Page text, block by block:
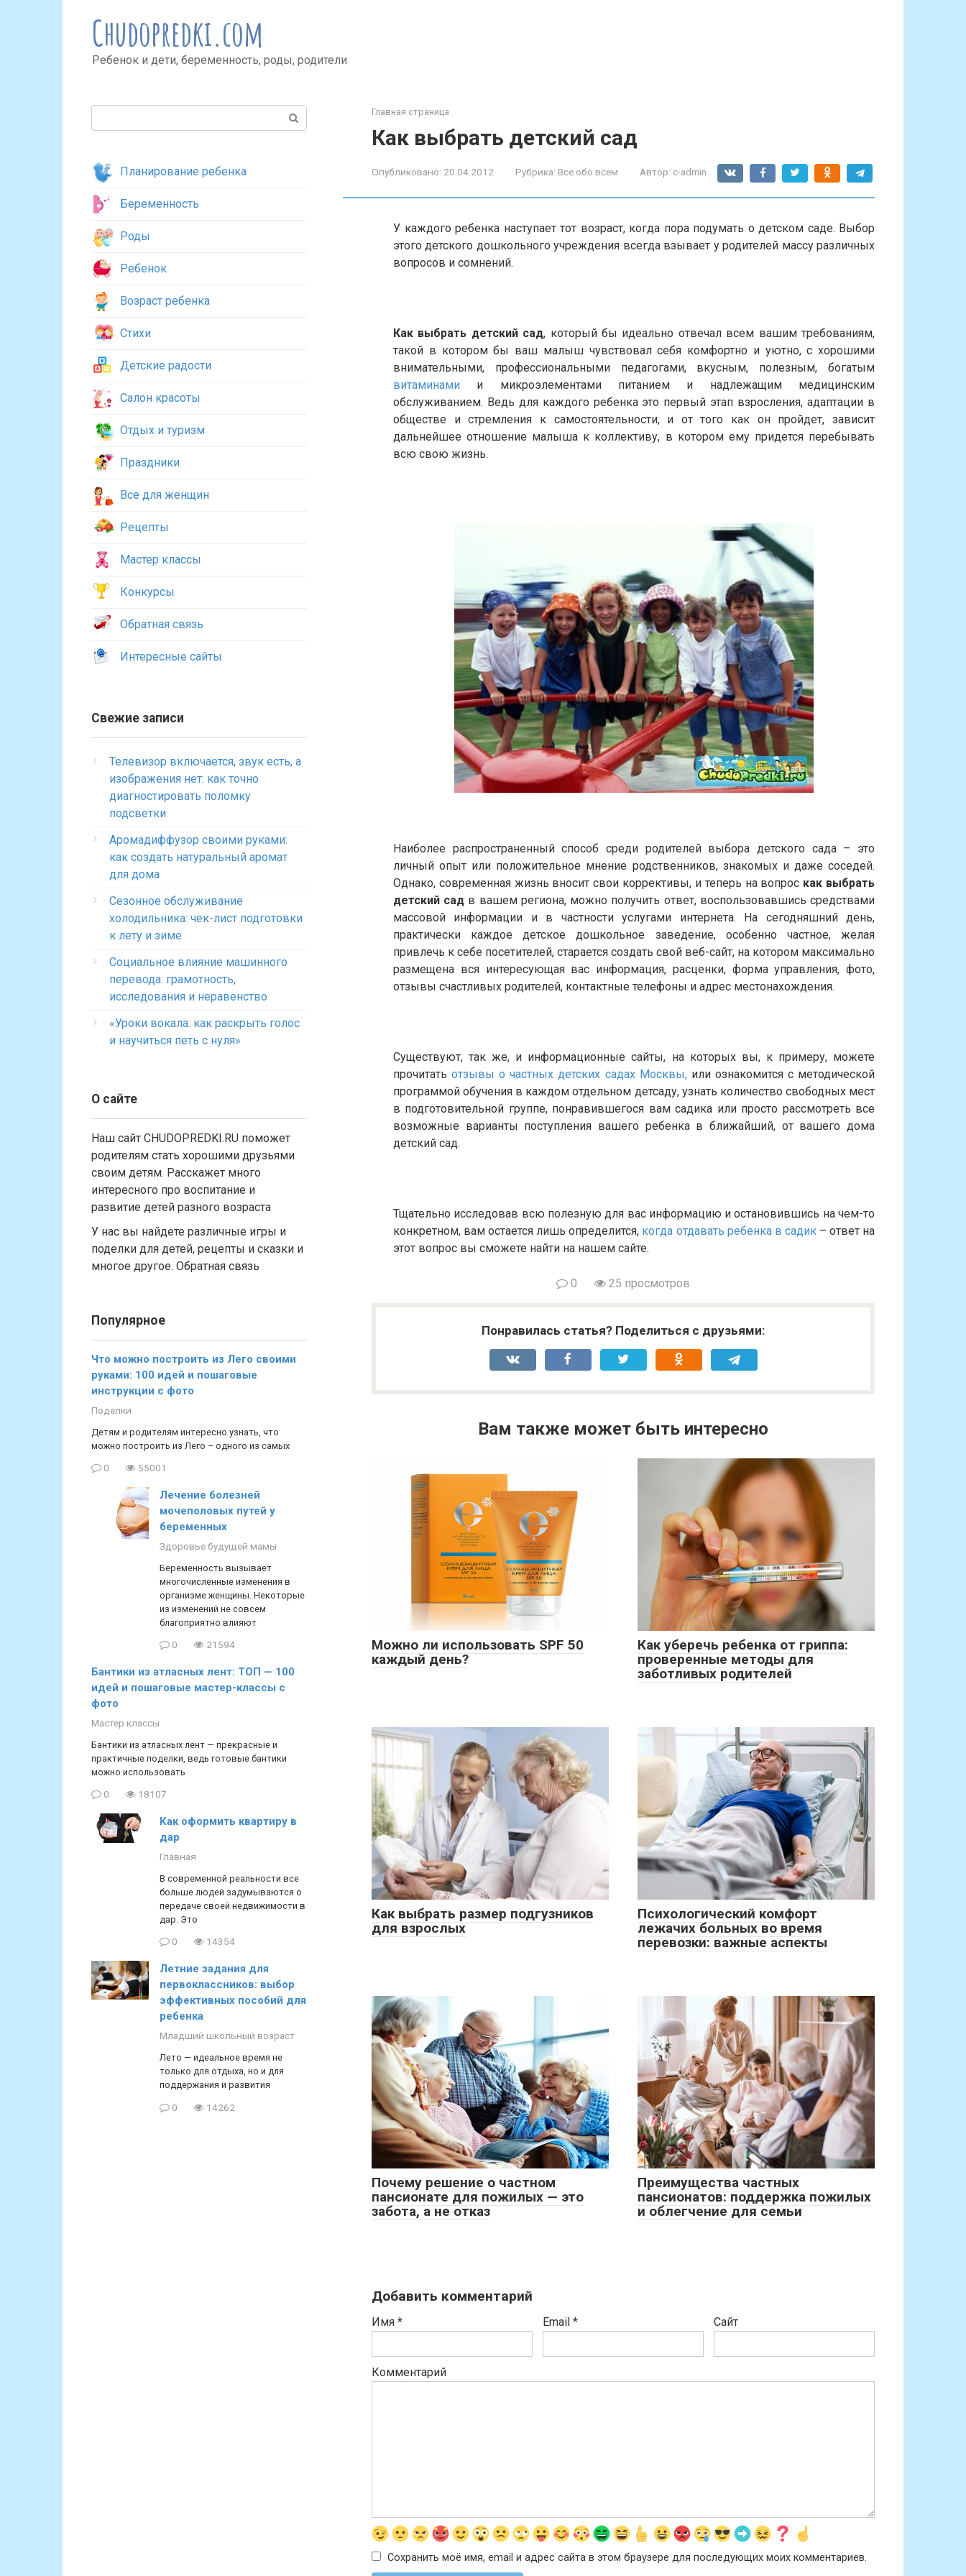
Chudopredki.com
Ребенок и дети, беременность, роды, родители
Главная страница
Как выбрать детский сад
Опубликовано: 20.04.2012 Рубрика: Все обо всем Автор: c-admin
У каждого ребенка наступает тот возраст, когда пора подумать о детском саде. Выбор
этого детского дошкольного учреждения всегда взывает у родителей массу различных
вопросов и сомнений.
Как выбрать детский сад, который бы идеально отвечал всем вашим требованиям,
такой в котором бы ваш малыш чувствовал себя комфортно и уютно, с хорошими
внимательными, профессиональными педагогами, вкусным, полезным, богатым
витаминами и микроэлементами питанием и надлежащим медицинским
обслуживанием. Ведь для каждого ребенка это первый этап взросления, адаптации в
обществе и стремления к самостоятельности, и от того как он пройдет, зависит
дальнейшее отношение малыша к коллективу, в котором ему придется перебывать
всю свою жизнь.
Наиболее распространенный способ среди родителей выбора детского сада – это
личный опыт или положительное мнение родственников, знакомых и даже соседей.
Однако, современная жизнь вносит свои коррективы, и теперь на вопрос как выбрать
детский сад в вашем региона, можно получить ответ, воспользовавшись средствами
массовой информации и в частности услугами интернета. На сегодняшний день,
практически каждое детское дошкольное заведение, особенно частное, желая
привлечь к себе посетителей, старается создать свой веб-сайт, на котором максимально
размещена вся интересующая вас информация, расценки, форма управления, фото,
отзывы счастливых родителей, контактные телефоны и адрес местонахождения.
Существуют, так же, и информационные сайты, на которых вы, к примеру, можете
прочитатьотзывы о частных детских садах Москвы,или ознакомится с методической
программой обучения в каждом отдельном детсаду, узнать количество свободных мест
в подготовительной группе, понравившегося вам садика или просто рассмотреть все
возможные варианты поступления вашего ребенка в ближайший, от вашего дома
детский сад.
Тщательно исследовав всю полезную для вас информацию и остановившись на чем-то
конкретном, вам остается лишь определится, когда отдавать ребенка в садик– ответ на
этот вопрос вы сможете найти на нашем сайте.
0 25 просмотров
Понравилась статья? Поделиться с друзьями:
Вам также может быть интересно
Можно ли использовать SPF 50
каждый день?
Как уберечь ребенка от гриппа:
проверенные методы для
заботливых родителей
Как выбрать размер подгузников
для взрослых
Психологический комфорт
лежачих больных во время
перевозки: важные аспекты
Почему решение о частном
пансионате для пожилых — это
забота, а не отказ
Преимущества частных
пансионатов: поддержка пожилых
и облегчение для семьи
Добавить комментарий
Имя * Email * Сайт
Комментарий
Сохранить моё имя, email и адрес сайта в этом браузере для последующих моих комментариев.
Планирование ребенка
Беременность
Роды
Ребенок
Возраст ребенка
Стихи
Детские радости
Салон красоты
Отдых и туризм
Праздники
Все для женщин
Рецепты
Мастер классы
Конкурсы
Обратная связь
Интересные сайты
Свежие записи
Телевизор включается, звук есть, а
изображения нет: как точно
диагностировать поломку
подсветки
Аромадиффузор своими руками:
как создать натуральный аромат
для дома
Сезонное обслуживание
холодильника: чек-лист подготовки
к лету и зиме
Социальное влияние машинного
перевода: грамотность,
исследования и неравенство
«Уроки вокала: как раскрыть голос
и научиться петь с нуля»
О сайте
Наш сайт CHUDOPREDKI.RU поможет
родителям стать хорошими друзьями
своим детям. Расскажет много
интересного про воспитание и
развитие детей разного возраста
У нас вы найдете различные игры и
поделки для детей, рецепты и сказки и
многое другое. Обратная связь
Популярное
Что можно построить из Лего своими
руками: 100 идей и пошаговые
инструкции с фото
Поделки
Детям и родителям интересно узнать, что
можно построить из Лего – одного из самых
0 55001
Лечение болезней
мочеполовых путей у
беременных
Здоровье будущей мамы
Беременность вызывает
многочисленные изменения в
организме женщины. Некоторые
из изменений не совсем
благоприятно влияют
0 21594
Бантики из атласных лент: ТОП — 100
идей и пошаговые мастер-классы с
фото
Мастер классы
Бантики из атласных лент — прекрасные и
практичные поделки, ведь готовые бантики
можно использовать
0 18107
Как оформить квартиру в
дар
Главная
В современной реальности все
больше людей задумываются о
передаче своей недвижимости в
дар. Это
0 14354
Летние задания для
первоклассников: выбор
эффективных пособий для
ребенка
Младший школьный возраст
Лето — идеальное время не
только для отдыха, но и для
поддержания и развития
0 14262